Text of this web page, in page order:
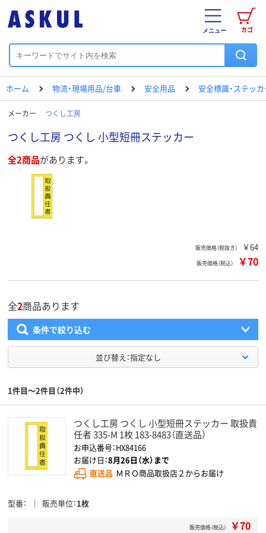
カゴ
メニュー
ホーム 物流・現場用品/台車 安全用品 安全標識・ステッ
メーカー つくし工房
つくし工房 つくし 小型短冊ステッカー
全2商品があります。
販売価格（税抜き） ￥64
販売価格（税込） ￥70
全2商品あります
条件で絞り込む
並び替え：指定なし
1件目～2件目（2件中）
つくし工房 つくし 小型短冊ステッカー 取扱責
任者 335-M 1枚 183-8483（直送品）
お申込番号：HX84166
お届け日：8月26日（水）まで
直送品 ＭＲＯ商品取扱店２からお届け
型番 販売単位 1枚
販売価格（税込） ￥70